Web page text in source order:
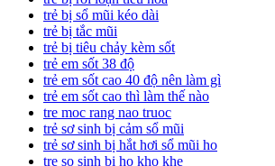
trẻ bị sổ mũi kéo dài
trẻ bị tắc mũi
trẻ bị tiêu chảy kèm sốt
trẻ em sốt 38 độ
trẻ em sốt cao 40 độ nên làm gì
trẻ em sốt cao thì làm thế nào
tre moc rang nao truoc
trẻ sơ sinh bị cảm sổ mũi
trẻ sơ sinh bị hắt hơi sổ mũi ho
tre so sinh bi ho kho khe